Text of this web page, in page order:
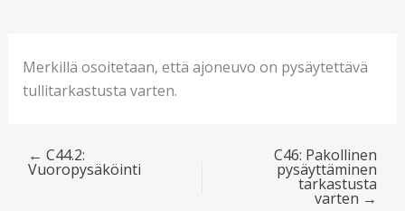
Merkillä osoitetaan, että ajoneuvo on pysäytettävä
tullitarkastusta varten.
← C44.2:
Vuoropysäköinti
C46: Pakollinen
pysäyttäminen
tarkastusta
varten →